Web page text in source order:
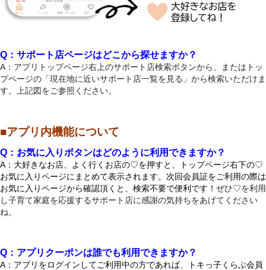
Q：サポート店ページはどこから探せますか？
A：アプリトップページ右上のサポート店検索ボタンから、またはトッ
プページの「現在地に近いサポート店一覧を見る」から検索いただけま
す。上記図をご参照ください。
■アプリ内機能について
Q：お気に入りボタンはどのように利用できますか？
A：大好きなお店、よく行くお店の♡を押すと、トップページ右下の♡
お気に入りページにまとめて表示されます。次回会員証をご利用の際は
お気に入りページから確認頂くと、検索不要で便利です！ ぜひ♡を利用
し子育て家庭を応援するサポート店に感謝の気持ちをあげてください
ね。
Q：アプリクーポンは誰でも利用できますか？
A：アプリをログインしてご利用中の方であれば、トキっ子くらぶ会員